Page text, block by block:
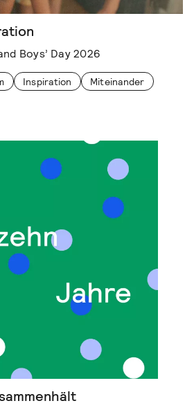
Boys’ Day 2026
Inspiration Miteinander